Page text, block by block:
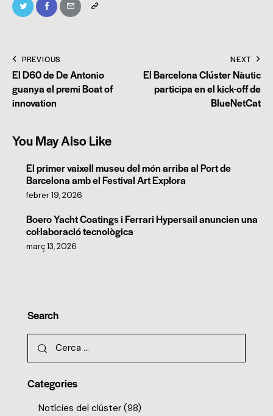
PREVIOUS
El D60 de De Antonio
guanya el premi Boat of
innovation
NEXT
El Barcelona Clúster Nàutic
participa en el kick-off de
BlueNetCat
You May Also Like
El primer vaixell museu del món arriba al Port de
Barcelona amb el Festival Art Explora
febrer 19, 2026
Boero Yacht Coatings i Ferrari Hypersail anuncien una
col·laboració tecnològica
març 13, 2026
Search
Categories
Notícies del clúster (98)